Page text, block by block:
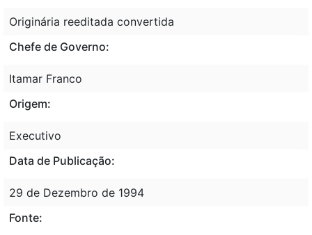
Originária reeditada convertida
Chefe de Governo:
Itamar Franco
Origem:
Executivo
Data de Publicação:
29 de Dezembro de 1994
Fonte: